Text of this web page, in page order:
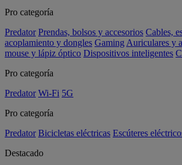
Pro categoría
Predator Prendas, bolsos y accesorios Cables,
acoplamiento y dongles Gaming Auriculares y
mouse y lápiz óptico Dispositivos inteligentes
Pro categoría
Predator Wi-Fi 5G
Pro categoría
Predator Bicicletas eléctricas Escúteres
Destacado